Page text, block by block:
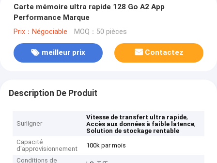
Carte mémoire ultra rapide 128 Go A2 App
Performance Marque
Prix：Négociable MOQ：50 pièces
meilleur prix Contactez
Description De Produit
Surligner
Vitesse de transfert ultra rapide,
Accès aux données à faible latence,
Solution de stockage rentable
Capacité
d'approvisionnement
100k par mois
Conditions de